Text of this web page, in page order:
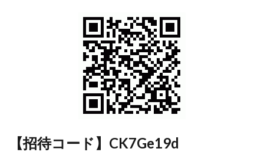
型）」
かコジ
【招待コード】CK7Ge19d